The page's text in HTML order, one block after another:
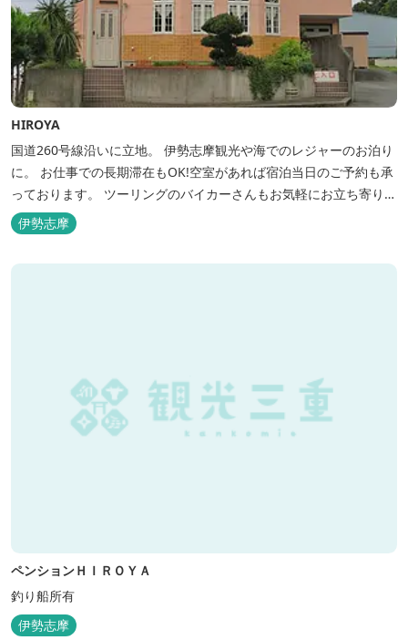
HIROYA
国道260号線沿いに立地。 伊勢志摩観光や海でのレジャーのお泊り
に。 お仕事での長期滞在もOK!空室があれば宿泊当日のご予約も承
っております。 ツーリングのバイカーさんもお気軽にお立ち寄りく
ださい。
伊勢志摩
ペンションＨＩＲＯＹＡ
釣り船所有
伊勢志摩